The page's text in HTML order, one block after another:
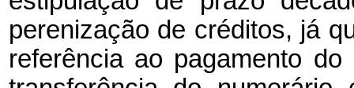
perenização de créditos, já
referência ao pagamento